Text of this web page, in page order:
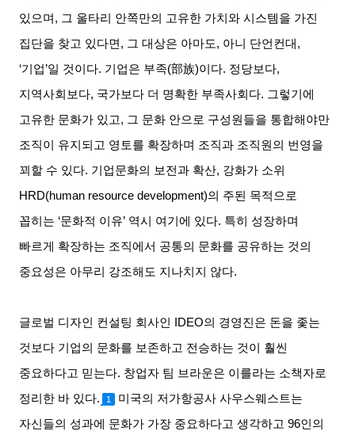
있으며 , 그 울타리 안쪽만의 고유한 가치와 시스템을 가진
집단을 찾고 있다면 , 그 대상은 아마도, 아니 단언컨대 ,
‘기업’일 것이다. 기업은 부족(部族)이다. 정당보다,
지역사회보다, 국가보다 더 명확한 부족사회다. 그렇기에
고유한 문화가 있고, 그 문화 안으로 구성원들을 통합해야만
조직이 유지되고 영토를 확장하며 조직과 조직원의 번영을
꾀할 수 있다. 기업문화의 보전과 확산, 강화가 소위
HRD(human resource development)의 주된 목적으로
꼽히는 ‘문화적 이유’ 역시 여기에 있다. 특히 성장하며
빠르게 확장하는 조직에서 공통의 문화를 공유하는 것의
중요성은 아무리 강조해도 지나치지 않다.
글로벌 디자인 컨설팅 회사인 IDEO의 경영진은 돈을 좇는
것보다 기업의 문화를 보존하고 전승하는 것이 훨씬
중요하다고 믿는다. 창업자 팀 브라운은 이를라는 소책자로
정리한 바 있다. 1
미국의 저가항공사 사우스웨스트는
자신들의 성과에 문화가 가장 중요하다고 생각하고 96인의